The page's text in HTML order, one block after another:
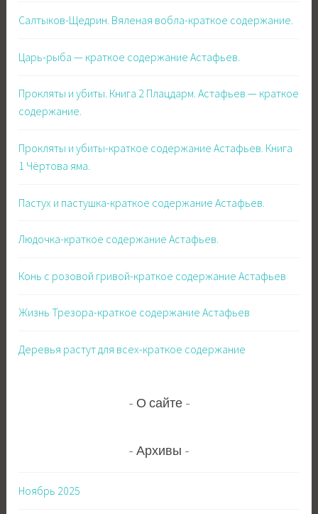
Салтыков-Щедрин. Вяленая вобла-краткое содержание.
Царь-рыба — краткое содержание Астафьев.
Прокляты и убиты. Книга 2 Плацдарм. Астафьев — краткое
содержание.
Прокляты и убиты-краткое содержание Астафьев. Книга
1 Чёртова яма.
Пастух и пастушка-краткое содержание Астафьев.
Людочка-краткое содержание Астафьев.
Конь с розовой гривой-краткое содержание Астафьев
Жизнь Трезора-краткое содержание Астафьев
Деревья растут для всех-краткое содержание
О сайте
Архивы
Ноябрь 2025